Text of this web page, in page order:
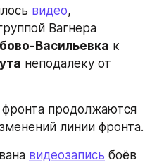
видео,
Вагнера
Васильевка к
фронта продолжаются
линии фронта.
видеозапись боёв